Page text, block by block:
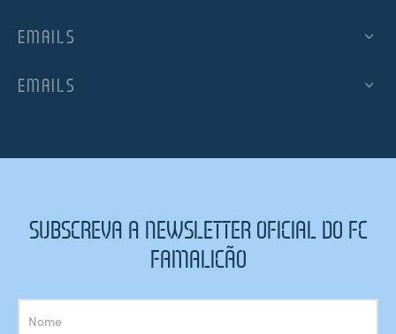
EMAILS
EMAILS
SUBSCREVA A NEWSLETTER OFICIAL DO FC
FAMALICÃO
Subscrição